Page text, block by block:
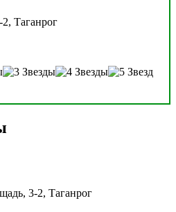
Таганрог
3-2, Таганрог